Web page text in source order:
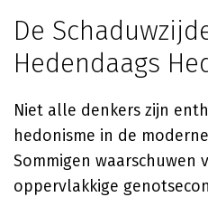
De
Hedendaags
Niet alle denkers zijn
hedonisme in de
Sommigen waarschuwen
oppervlakkige